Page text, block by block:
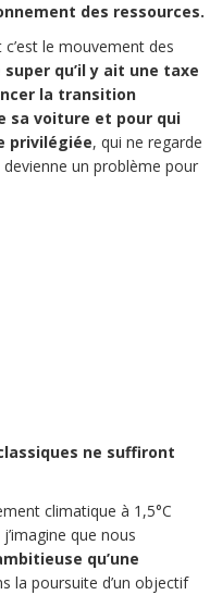
des ressources.
le mouvement des
super qu’il y ait une taxe
la transition
sa voiture et pour qui
privilégiée, qui ne regarde
devienne un problème pour
ne suffiront
climatique à 1,5°C
que nous
qu’une
la poursuite d’un objectif